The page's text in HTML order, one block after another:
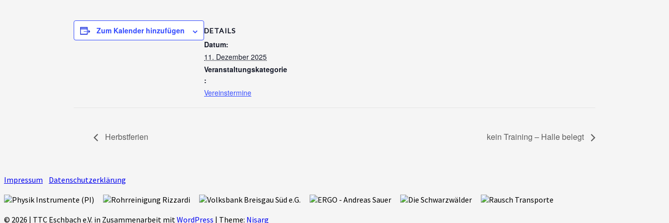
Zum Kalender hinzufügen DETAILS
Datum:
11. Dezember 2025
Veranstaltungskategorie
:
Vereinstermine
Herbstferien kein Training – Halle belegt
Impressum Datenschutzerklärung
© 2026 | TTC Eschbach e.V. in Zusammenarbeit mit WordPress | Theme: Nisarg